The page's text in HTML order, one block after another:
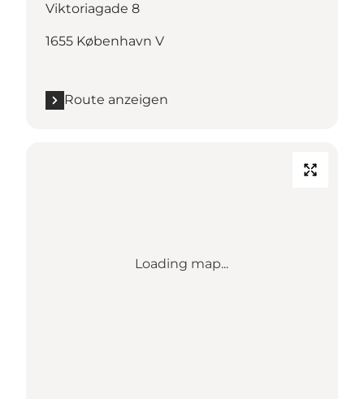
Viktoriagade 8
1655 København V
Route anzeigen
Loading map...